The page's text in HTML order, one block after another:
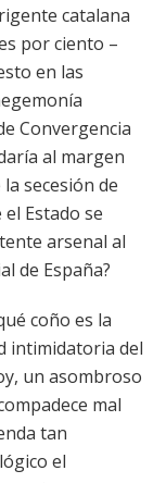
catalana
por ciento –
en las
Convergencia
al margen
secesión de
Estado se
arsenal al
de España?
coño es la
intimidatoria del
un asombroso
mal
tan
el